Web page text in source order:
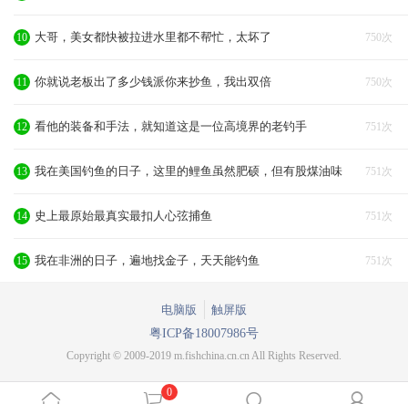
750次
10 大哥，美女都快被拉进水里都不帮忙，太坏了
750次
11 你就说老板出了多少钱派你来抄鱼，我出双倍
751次
12 看他的装备和手法，就知道这是一位高境界的老钓手
751次
13 我在美国钓鱼的日子，这里的鲤鱼虽然肥硕，但有股煤油味
751次
14 史上最原始最真实最扣人心弦捕鱼
751次
15 我在非洲的日子，遍地找金子，天天能钓鱼
电脑版
触屏版
粤ICP备18007986号
Copyright © 2009-2019 m.fishchina.cn.cn All Rights Reserved.
0